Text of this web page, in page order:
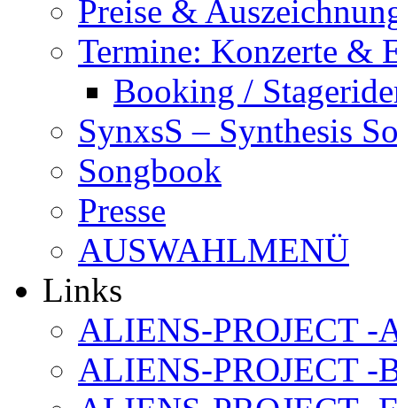
Preise &
Termine: Konzerte &
Booking /
SynxsS – Synthesis
Songbook
Presse
AUSWAHLMENÜ
Links
ALIENS-PROJECT -
ALIENS-PROJECT -